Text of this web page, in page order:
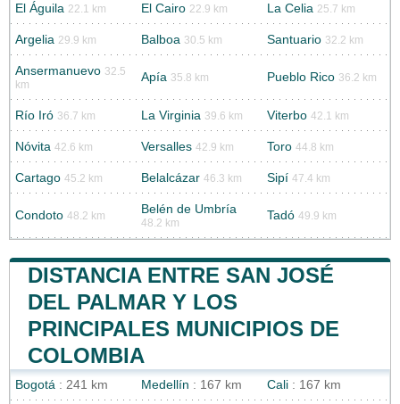
El Águila 22.1 km El Cairo 22.9 km La Celia 25.7 km
Argelia 29.9 km Balboa 30.5 km Santuario 32.2 km
Ansermanuevo 32.5
km
Apía 35.8 km Pueblo Rico 36.2 km
Río Iró 36.7 km La Virginia 39.6 km Viterbo 42.1 km
Nóvita 42.6 km Versalles 42.9 km Toro 44.8 km
Cartago 45.2 km Belalcázar 46.3 km Sipí 47.4 km
Condoto 48.2 km Belén de Umbría
48.2 km
Tadó 49.9 km
DISTANCIA ENTRE SAN JOSÉ
DEL PALMAR Y LOS
PRINCIPALES MUNICIPIOS DE
COLOMBIA
Bogotá : 241 km Medellín : 167 km Cali : 167 km